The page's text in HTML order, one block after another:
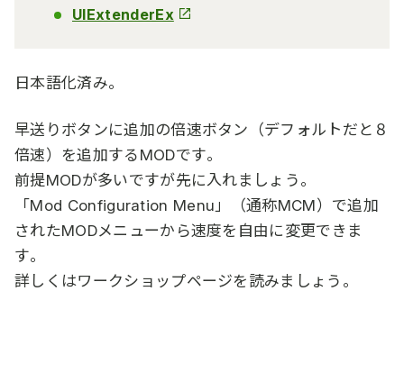
UIExtenderEx
日本語化済み。
早送りボタンに追加の倍速ボタン（デフォルトだと８
倍速）を追加するMODです。
前提MODが多いですが先に入れましょう。
「Mod Configuration Menu」（通称MCM）で追加
されたMODメニューから速度を自由に変更できま
す。
詳しくはワークショップページを読みましょう。